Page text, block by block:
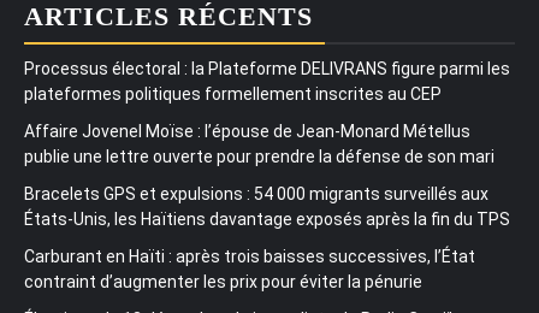
ARTICLES RÉCENTS
Processus électoral : la Plateforme DELIVRANS figure parmi les
plateformes politiques formellement inscrites au CEP
Affaire Jovenel Moïse : l’épouse de Jean-Monard Métellus
publie une lettre ouverte pour prendre la défense de son mari
Bracelets GPS et expulsions : 54 000 migrants surveillés aux
États-Unis, les Haïtiens davantage exposés après la fin du TPS
Carburant en Haïti : après trois baisses successives, l’État
contraint d’augmenter les prix pour éviter la pénurie